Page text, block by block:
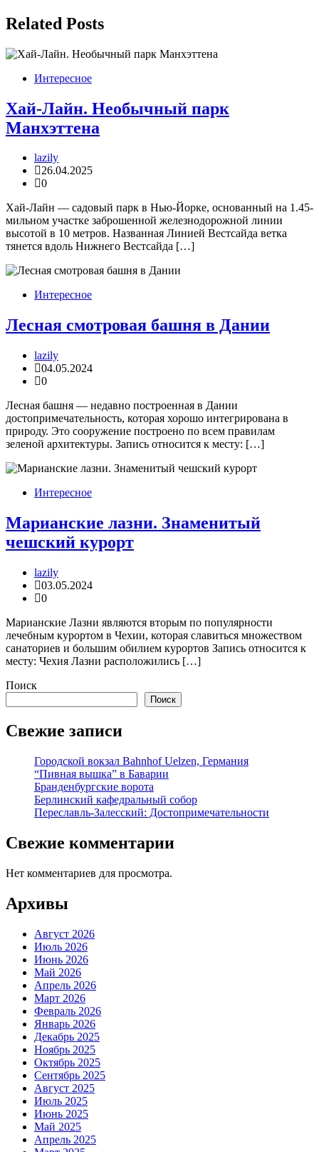
Related Posts
Интересное
Хай-Лайн. Необычный парк
Манхэттена
lazily
26.04.2025
0
Хай-Лайн — садовый парк в Нью-Йорке, основанный на 1.45-
мильном участке заброшенной железнодорожной линии
высотой в 10 метров. Названная Линией Вестсайда ветка
тянется вдоль Нижнего Вестcайда […]
Интересное
Лесная смотровая башня в Дании
lazily
04.05.2024
0
Лесная башня — недавно построенная в Дании
достопримечательность, которая хорошо интегрирована в
природу. Это сооружение построено по всем правилам
зеленой архитектуры. Запись относится к месту: […]
Интересное
Марианские лазни. Знаменитый
чешский курорт
lazily
03.05.2024
0
Марианские Лазни являются вторым по популярности
лечебным курортом в Чехии, которая славиться множеством
санаториев и большим обилием курортов Запись относится к
месту: Чехия Лазни расположились […]
Поиск
Поиск
Свежие записи
Городской вокзал Bahnhof Uelzen, Германия
“Пивная вышка” в Баварии
Бранденбургские ворота
Берлинский кафедральный собор
Переславль-Залесский: Достопримечательности
Свежие комментарии
Нет комментариев для просмотра.
Архивы
Август 2026
Июль 2026
Июнь 2026
Май 2026
Апрель 2026
Март 2026
Февраль 2026
Январь 2026
Декабрь 2025
Ноябрь 2025
Октябрь 2025
Сентябрь 2025
Август 2025
Июль 2025
Июнь 2025
Май 2025
Апрель 2025